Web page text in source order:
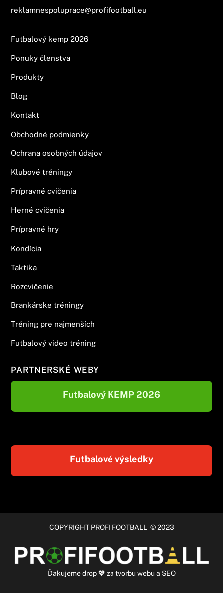
reklamnespoluprace@profifootball.eu
Futbalový kemp 2026
Ponuky členstva
Produkty
Blog
Kontakt
Obchodné podmienky
Ochrana osobných údajov
Klubové tréningy
Prípravné cvičenia
Herné cvičenia
Prípravné hry
Kondícia
Taktika
Rozcvičenie
Brankárske tréningy
Tréning pre najmenších
Futbalový video tréning
PARTNERSKÉ WEBY
Futbalový KEMP 2026
Futbalové výsledky
COPYRIGHT PROFI FOOTBALL © 2023
Ďakujemedrop💖 za tvorbu webu a SEO